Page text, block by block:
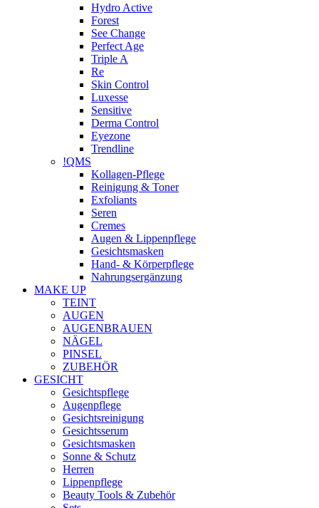
Hydro Active
Forest
See Change
Perfect Age
Triple A
Re
Skin Control
Luxesse
Sensitive
Derma Control
Eyezone
Trendline
!QMS
Kollagen-Pflege
Reinigung & Toner
Exfoliants
Seren
Cremes
Augen & Lippenpflege
Gesichtsmasken
Hand- & Körperpflege
Nahrungsergänzung
MAKE UP
TEINT
AUGEN
AUGENBRAUEN
NÄGEL
PINSEL
ZUBEHÖR
GESICHT
Gesichtspflege
Augenpflege
Gesichtsreinigung
Gesichtsserum
Gesichtsmasken
Sonne & Schutz
Herren
Lippenpflege
Beauty Tools & Zubehör